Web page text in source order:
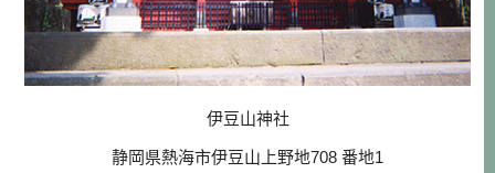
伊豆山神社
静岡県熱海市伊豆山上野地708 番地1